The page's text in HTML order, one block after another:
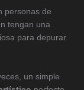
personas de
tengan una
para depurar
un simple